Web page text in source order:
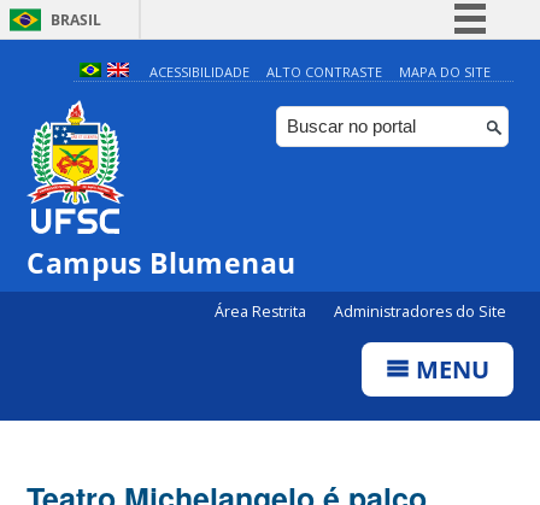
BRASIL
Simplifique!
Comunica BR
Participe
ACESSIBILIDADE ALTO CONTRASTE MAPA DO SITE
Campus Blumenau
Área Restrita Administradores do Site
MENU